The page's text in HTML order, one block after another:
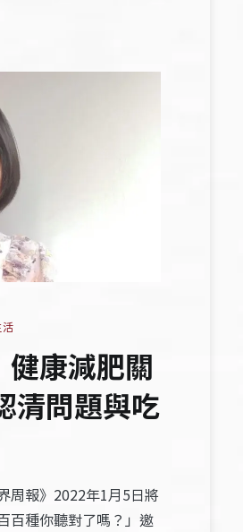
健康減肥關
清問題與吃
周報》2022年1月5日將
百種你聽對了嗎？」邀